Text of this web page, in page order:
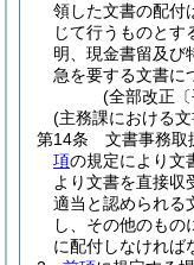
領した文書の配付
じて行うものとす
明、現金書留及び
急を要する文書に
(全部改正
(主務課における
第14条
文書事務取
項の規定により文
より文書を直接収
適当と認められる
し、その他のも
に配付しなければ